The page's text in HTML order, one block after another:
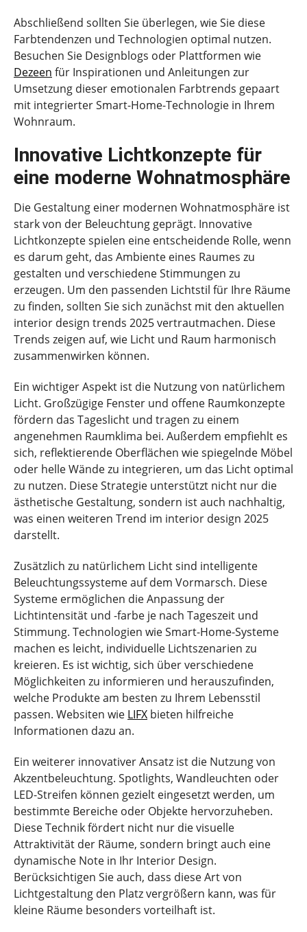
Abschließend sollten Sie überlegen, wie Sie diese
Farbtendenzen und Technologien optimal nutzen.
Besuchen Sie Designblogs oder Plattformen wie
Dezeen für Inspirationen und Anleitungen zur
Umsetzung dieser emotionalen Farbtrends gepaart
mit integrierter Smart-Home-Technologie in Ihrem
Wohnraum.
Innovative Lichtkonzepte für
eine moderne Wohnatmosphäre
Die Gestaltung einer modernen Wohnatmosphäre ist
stark von der Beleuchtung geprägt. Innovative
Lichtkonzepte spielen eine entscheidende Rolle, wenn
es darum geht, das Ambiente eines Raumes zu
gestalten und verschiedene Stimmungen zu
erzeugen. Um den passenden Lichtstil für Ihre Räume
zu finden, sollten Sie sich zunächst mit den aktuellen
interior design trends 2025 vertrautmachen. Diese
Trends zeigen auf, wie Licht und Raum harmonisch
zusammenwirken können.
Ein wichtiger Aspekt ist die Nutzung von natürlichem
Licht. Großzügige Fenster und offene Raumkonzepte
fördern das Tageslicht und tragen zu einem
angenehmen Raumklima bei. Außerdem empfiehlt es
sich, reflektierende Oberflächen wie spiegelnde Möbel
oder helle Wände zu integrieren, um das Licht optimal
zu nutzen. Diese Strategie unterstützt nicht nur die
ästhetische Gestaltung, sondern ist auch nachhaltig,
was einen weiteren Trend im interior design 2025
darstellt.
Zusätzlich zu natürlichem Licht sind intelligente
Beleuchtungssysteme auf dem Vormarsch. Diese
Systeme ermöglichen die Anpassung der
Lichtintensität und -farbe je nach Tageszeit und
Stimmung. Technologien wie Smart-Home-Systeme
machen es leicht, individuelle Lichtszenarien zu
kreieren. Es ist wichtig, sich über verschiedene
Möglichkeiten zu informieren und herauszufinden,
welche Produkte am besten zu Ihrem Lebensstil
passen. Websiten wie LIFX bieten hilfreiche
Informationen dazu an.
Ein weiterer innovativer Ansatz ist die Nutzung von
Akzentbeleuchtung. Spotlights, Wandleuchten oder
LED-Streifen können gezielt eingesetzt werden, um
bestimmte Bereiche oder Objekte hervorzuheben.
Diese Technik fördert nicht nur die visuelle
Attraktivität der Räume, sondern bringt auch eine
dynamische Note in Ihr Interior Design.
Berücksichtigen Sie auch, dass diese Art von
Lichtgestaltung den Platz vergrößern kann, was für
kleine Räume besonders vorteilhaft ist.